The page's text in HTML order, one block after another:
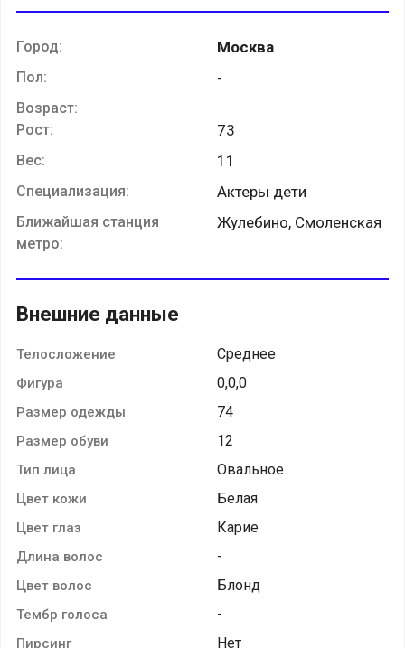
Город: Москва
Пол: -
Возраст:
Рост:
73
Вес: 11
Специализация: Актеры дети
Ближайшая станция
метро:
Жулебино, Смоленская
Внешние данные
Телосложение Среднее
Фигура 0,0,0
Размер одежды 74
Размер обуви 12
Тип лица Овальное
Цвет кожи Белая
Цвет глаз Карие
Длина волос -
Цвет волос Блонд
Тембр голоса -
Пирсинг Нет